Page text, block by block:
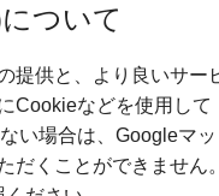
ついて
提供と、より良いサー
Cookieなどを使用して
い場合は、Googleマッ
だくことができません